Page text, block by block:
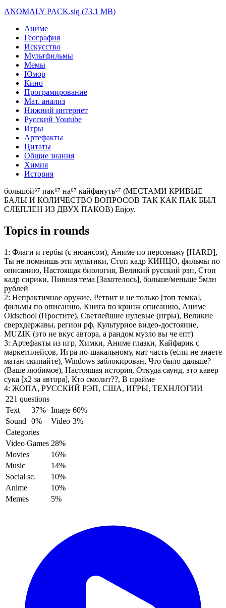
ANOMALY PACK.siq (73.1 MB)
Аниме
География
Искусство
Мультфильмы
Мемы
Юмор
Кино
Програмирование
Мат. анализ
Нижний интернет
Русский Youtube
Игры
Артефакты
Цитаты
Общие знания
Химия
История
большой⁶⁷ пак⁶⁷ на⁶⁷ кайфануть⁶⁷ (МЕСТАМИ КРИВЫЕ
БАЛЫ И КОЛИЧЕСТВО ВОПРОСОВ ТАК КАК ПАК БЫЛ
СЛЕПЛЕН ИЗ ДВУХ ПАКОВ) Enjoy.
Topics in rounds
1: Флаги и гербы (с нюансом), Аниме по персонажу [HARD],
Ты не помнишь эти мультики, Стоп кадр КИНЦО, фильмы по
описанию, Настоящая биология, Великий русский рэп, Стоп
кадр сирики, Пивная тема [Захотелось], больше/меньше 5млн
рублей
2: Непрактичное оружие, Ретвит и не только [топ темка],
фильмы по описанию, Книга по кринж описанию, Аниме
Oldschool (Простите), Светлейшие нулевые (игры), Великие
сверхдержавы, регион рф, Культурное видео-достояние,
MUZIK (это не вкус автора, а рандом музло вы че епт)
3: Артефакты из игр, Химки, Аниме глазки, Кайфарик с
маркетплейсов, Игра по-шакальному, мат часть (если не знаете
матан скипайте), Windows заблокирован, Что было дальше?
(Ваше любимое), Настоящая история, Откуда саунд, это кавер
сука [x2 за автора], Кто смолит??, В прайме
4: ЖОПА, РУССКИЙ РЭП, США, ИГРЫ, ТЕХНЛОГИИ
221 questions
Text
37% Image 60%
Sound
0% Video 3%
Categories
Video Games 28%
Movies
16%
Music
14%
Social sc.
10%
Anime
10%
Memes
5%